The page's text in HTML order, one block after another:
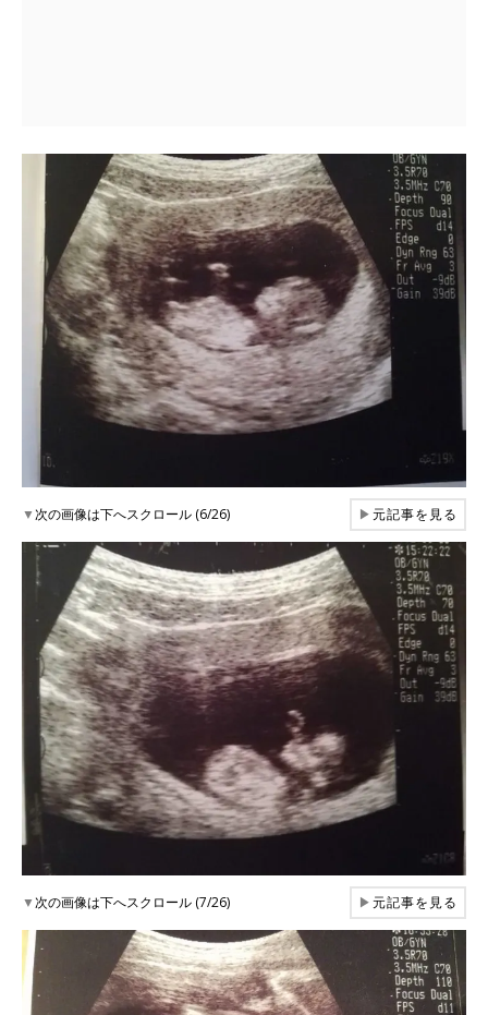
▼次の画像は下へスクロール (6/26) ▶元記事を見る
▼次の画像は下へスクロール (7/26) ▶元記事を見る